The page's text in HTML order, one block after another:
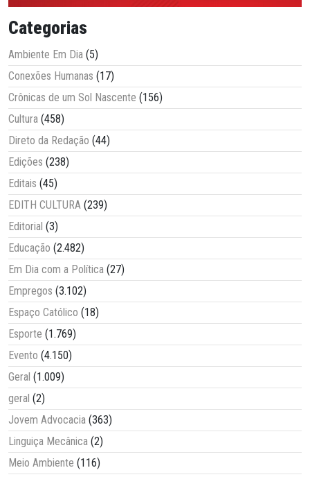
Categorias
Ambiente Em Dia (5)
Conexões Humanas (17)
Crônicas de um Sol Nascente (156)
Cultura (458)
Direto da Redação (44)
Edições (238)
Editais (45)
EDITH CULTURA (239)
Editorial (3)
Educação (2.482)
Em Dia com a Política (27)
Empregos (3.102)
Espaço Católico (18)
Esporte (1.769)
Evento (4.150)
Geral (1.009)
geral (2)
Jovem Advocacia (363)
Linguiça Mecânica (2)
Meio Ambiente (116)